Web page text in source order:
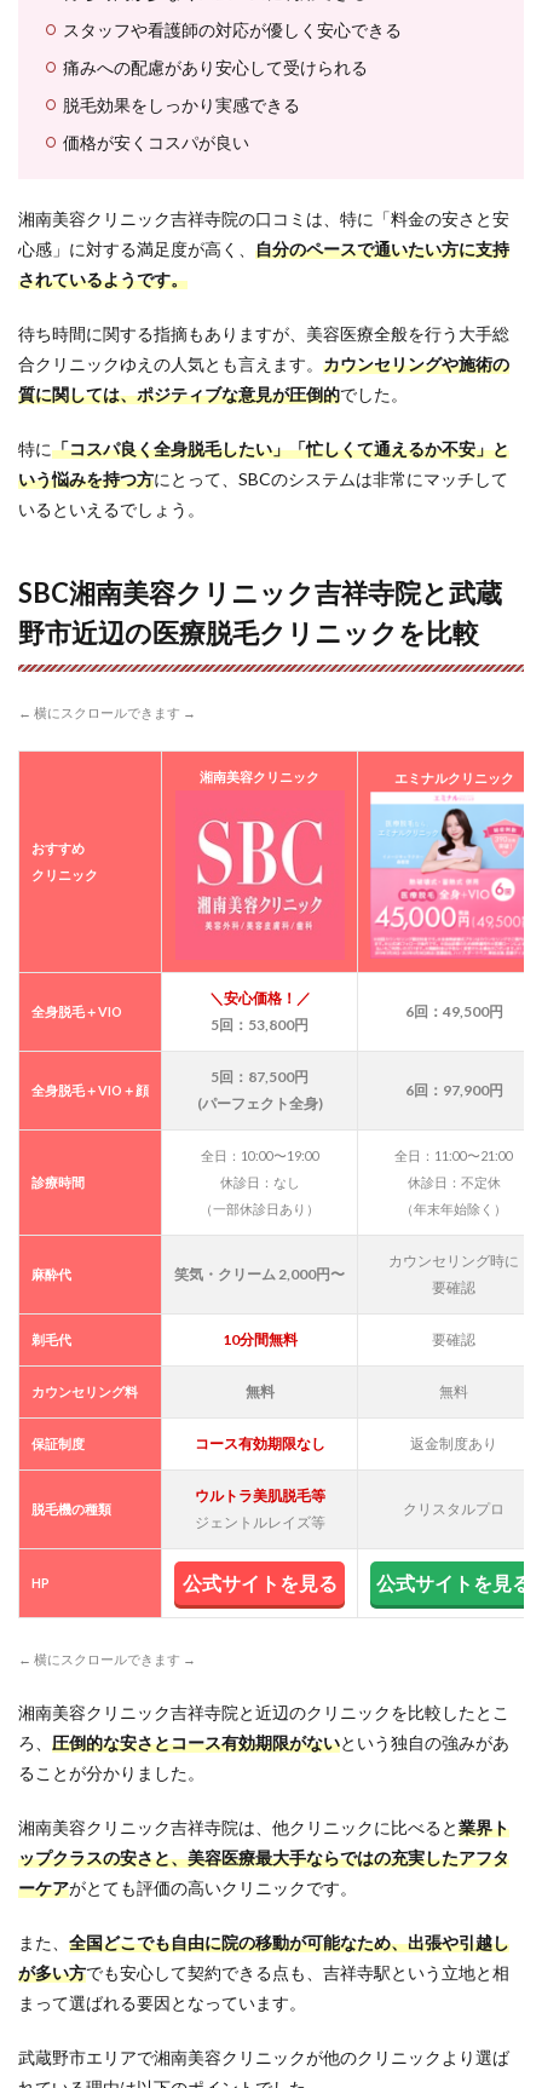
無料
カウ
ンセ
リン
施術
7.1
📩
Web
また
LINE
でご
予約
🏥 受
付・
カウ
ンセ
医師
の診
察
ピー
ディ
な照
7.4
（有
限な
SBC
寺院
つい
て
SBC
湘南
美容
クリ
ニッ
院は
祥寺
徒歩
駅
10
SBC
美容
ニッ
ク吉
祥寺
院へ
き方
王井
の頭
らの
アク
スタッフや看護師の対応が優しく安心できる
痛みへの配慮があり安心して受けられる
脱毛効果をしっかり実感できる
価格が安くコスパが良い
湘南美容クリニック吉祥寺院の口コミは、特に「料金の安さと安
心感」に対する満足度が高く、 自分のペースで通いたい方に支持
されているようです。
待ち時間に関する指摘もありますが、美容医療全般を行う大手総
合クリニックゆえの人気とも言えます。 カウンセリングや施術の
質に関しては、ポジティブな意見が圧倒的でした。
特に「コスパ良く全身脱毛したい」「忙しくて通えるか不安」と
いう悩みを持つ方にとって、SBCのシステムは非常にマッチして
いるといえるでしょう。
SBC湘南美容クリニック吉祥寺院と武蔵
野市近辺の医療脱毛クリニックを比較
← 横にスクロールできます →
おすすめ
クリニック
湘南美容クリニック エミナルクリニック
全身脱毛＋VIO
＼安心価格！／
5回：53,800円
6回：49,500円
全身脱毛＋VIO＋顔
5回：87,500円
(パーフェクト全身)
6回：97,900円
診療時間
全日：10:00〜19:00
休診日：なし
（一部休診日あり）
全日：11:00〜21:00
休診日：不定休
（年末年始除く）
麻酔代 笑気・クリーム 2,000円〜
カウンセリング時に
要確認
剃毛代 10分間無料 要確認
カウンセリング料 無料 無料
保証制度 コース有効期限なし 返金制度あり
脱毛機の種類
ウルトラ美肌脱毛等
ジェントルレイズ等
クリスタルプロ
HP 公式サイトを見る 公式サイトを見る
← 横にスクロールできます →
湘南美容クリニック吉祥寺院と近辺のクリニックを比較したとこ
ろ、 圧倒的な安さとコース有効期限がないという独自の強みがあ
ることが分かりました。
湘南美容クリニック吉祥寺院は、他クリニックに比べると業界ト
ップクラスの安さと、美容医療最大手ならではの充実したアフタ
ーケアがとても評価の高いクリニックです。
また、 全国どこでも自由に院の移動が可能なため、出張や引越し
が多い方でも安心して契約できる点も、吉祥寺駅という立地と相
まって選ばれる要因となっています。
武蔵野市エリアで湘南美容クリニックが他のクリニックより選ば